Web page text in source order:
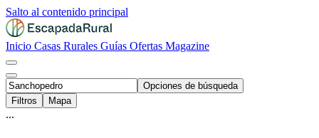
Salto al contenido principal
Inicio Casas Rurales Guías Ofertas Magazine
Opciones de búsqueda
Filtros
Mapa
...